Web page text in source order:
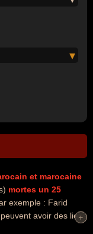
et marocaine
mortes un 25
exemple : Farid
avoir des liens
+
+